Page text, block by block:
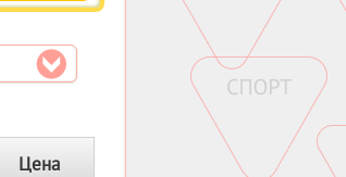
Цена